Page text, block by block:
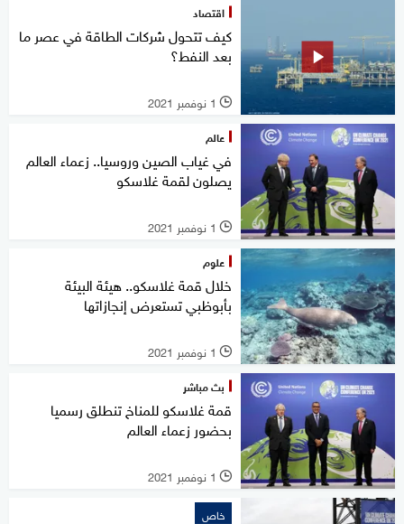
اقتصاد
كيف تتحول شركات الطاقة في عصر ما
بعد النفط؟
l 1 نوفمبر 2021
عالم
في غياب الصين وروسيا.. زعماء العالم
يصلون لقمة غلاسكو
l 1 نوفمبر 2021
علوم
خلال قمة غلاسكو.. هيئة البيئة
بأبوظبي تستعرض إنجازاتها
l 1 نوفمبر 2021
بث مباشر
قمة غلاسكو للمناخ تنطلق رسميا
بحضور زعماء العالم
l 1 نوفمبر 2021
خاص